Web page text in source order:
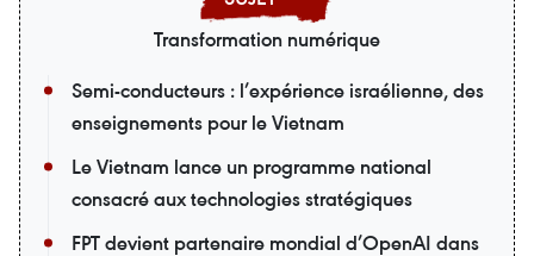
Transformation numérique
Semi-conducteurs : l’expérience israélienne, des
enseignements pour le Vietnam
Le Vietnam lance un programme national
consacré aux technologies stratégiques
FPT devient partenaire mondial d’OpenAI dans